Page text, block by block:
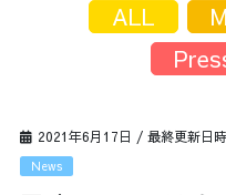
メンバー
サービス
2021年6月17日 / 最終更新日
News
ALL